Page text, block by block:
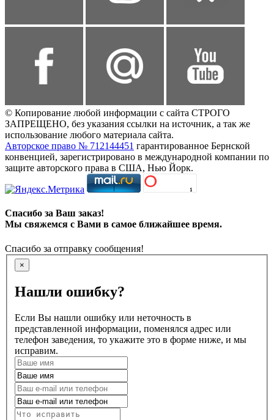
© Копирование любой информации с сайта СТРОГО
ЗАПРЕЩЕНО, без указания ссылки на источник, а так же
использование любого материала сайта.
Авторское право № 712144451 гарантированное Бернской
конвенцией, зарегистрировано в международной компании по
защите авторского права в США, Нью Йорк.
Спасибо за Ваш заказ!
Мы свяжемся с Вами в самое ближайшее время.
Спасибо за отправку сообщения!
×
Нашли ошибку?
Если Вы нашли ошибку или неточность в
представленной информации, поменялся адрес или
телефон заведения, то укажите это в форме ниже, и мы
исправим.